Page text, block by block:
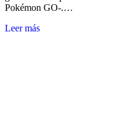
Pokémon GO-.…
Leer más